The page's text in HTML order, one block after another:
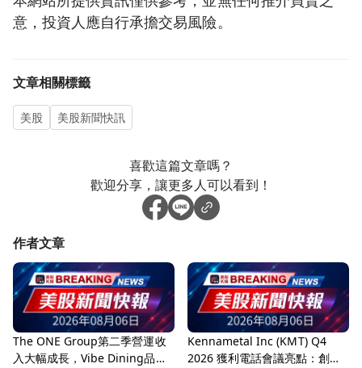
意，投資人應自行承擔交易風險。
文章相關標籤
美股 美股新聞快訊
喜歡這篇文章嗎？
歡迎分享，讓更多人可以看到！
作者文章
The ONE Group第二季營運收
入大幅成長，Vibe Dining品牌
Kennametal Inc (KMT) Q4
2026 獲利電話會議亮點：創紀